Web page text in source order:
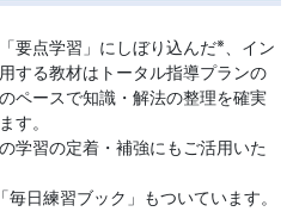
要点学習」にしぼり込んだ※
、イン
する教材はトータル指導プランの
ペースで知識・解法の整理を確実
す。
学習の定着・補強にもご活用いた
日練習ブック」もついています。